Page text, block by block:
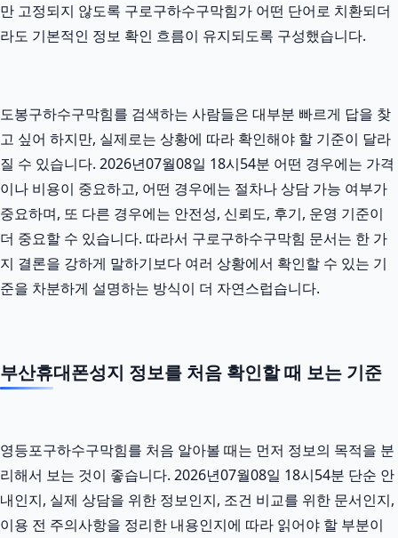
만 고정되지 않도록 구로구하수구막힘가 어떤 단어로 치환되더
라도 기본적인 정보 확인 흐름이 유지되도록 구성했습니다.
도봉구하수구막힘를 검색하는 사람들은 대부분 빠르게 답을 찾
고 싶어 하지만, 실제로는 상황에 따라 확인해야 할 기준이 달라
질 수 있습니다. 2026년07월08일 18시54분 어떤 경우에는 가격
이나 비용이 중요하고, 어떤 경우에는 절차나 상담 가능 여부가
중요하며, 또 다른 경우에는 안전성, 신뢰도, 후기, 운영 기준이
더 중요할 수 있습니다. 따라서 구로구하수구막힘 문서는 한 가
지 결론을 강하게 말하기보다 여러 상황에서 확인할 수 있는 기
준을 차분하게 설명하는 방식이 더 자연스럽습니다.
부산휴대폰성지 정보를 처음 확인할 때 보는 기준
영등포구하수구막힘를 처음 알아볼 때는 먼저 정보의 목적을 분
리해서 보는 것이 좋습니다. 2026년07월08일 18시54분 단순 안
내인지, 실제 상담을 위한 정보인지, 조건 비교를 위한 문서인지,
이용 전 주의사항을 정리한 내용인지에 따라 읽어야 할 부분이